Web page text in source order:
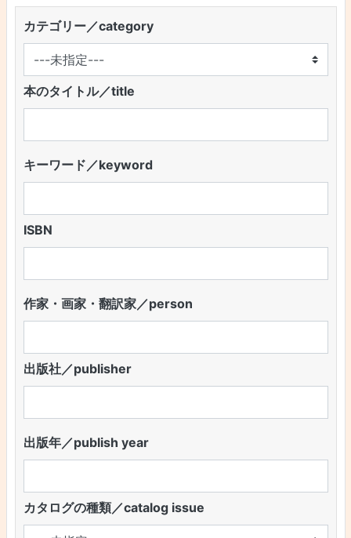
カテゴリー／category
本のタイトル／title
キーワード／keyword
ISBN
作家・画家・翻訳家／person
出版社／publisher
出版年／publish year
カタログの種類／catalog issue